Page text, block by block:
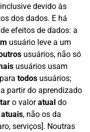
devido às
dos dados. E há
de efeitos de dados: a
usuário leve a um
usuários, não só
usuários usam
todos usuários;
a partir do aprendizado
o valoratual do
atuais, não os da
serviços]. Noutras